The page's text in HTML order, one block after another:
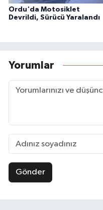
Ordu'da Motosiklet
Devrildi, Sürücü Yaralandı
Yorumlar
Gönder